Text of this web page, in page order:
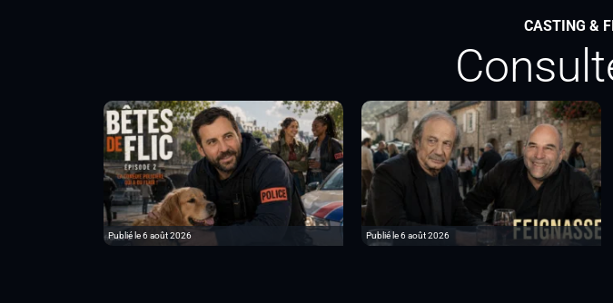
CASTING &
Publié le 6 août 2026 Publié le 6 août 2026